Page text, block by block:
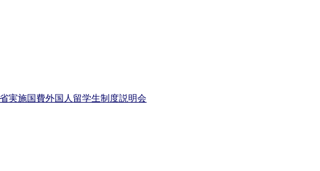
実施国費外国人留学生制度説明会